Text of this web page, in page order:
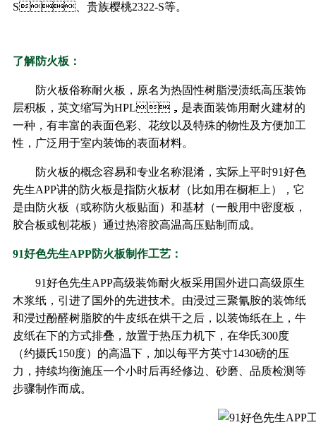
S、贵族樱桃2322-S等。
了解防火板：
防火板俗称耐火板，原名为热固性树脂浸渍纸高压装饰
层积板，英文缩写为HPL，是表面装饰用耐火建材的
一种，有丰富的表面色彩、花纹以及特殊的物性及方便加工
性，广泛用于室内装饰的表面材料。
防火板的概念容易和专业名称混淆，实际上平时91好色
先生APP讲的防火板是指防火板材（比如用在橱柜上），它
是由防火板（或称防火板贴面）和基材（一般用中密度板，
胶合板或刨花板）通过热溶胶高温高压贴制而成。
91好色先生APP防火板制作工艺：
91好色先生APP高级装饰耐火板采用国外进口高级原生
木浆纸，引进了国外的先进技术。由浸过三聚氰胺的装饰纸
和浸过酚醛树脂胶的牛皮纸在烘干之后，以装饰纸在上，牛
皮纸在下的方式排叠，放置于热压力机下，在华氏300度
（约摄氏150度）的高温下，加以每平方英寸1430磅的压
力，持续均衡施压一个小时后再经修边、砂磨、品质检测等
步骤制作而成。